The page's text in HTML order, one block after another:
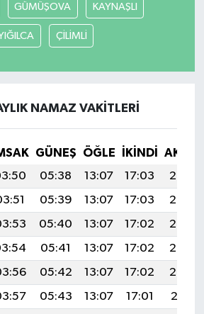
GÜMÜŞOVA KAYNAŞLI
ÇİLİMLİ
NAMAZ VAKITLERI
GÜNEŞ ÖĞLE İKINDI
05:38 13:07 17:03
20:26
05:39 13:07 17:03
20:25
05:40 13:07 17:02
20:24
05:41 13:07 17:02
20:23
05:42 13:07 17:02
20:22
05:43 13:07 17:01
20:21